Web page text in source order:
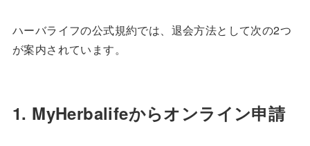
ハーバライフの公式規約では、退会方法として次の2つ
が案内されています。
1. MyHerbalifeからオンライン申請